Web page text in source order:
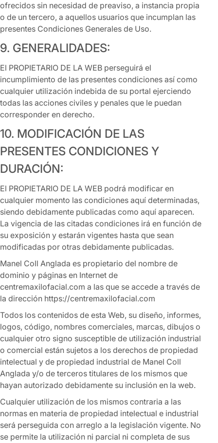
ofrecidos sin necesidad de preaviso, a instancia propia
o de un tercero, a aquellos usuarios que incumplan las
presentes Condiciones Generales de Uso.
9. GENERALIDADES:
El PROPIETARIO DE LA WEB perseguirá el
incumplimiento de las presentes condiciones así como
cualquier utilización indebida de su portal ejerciendo
todas las acciones civiles y penales que le puedan
corresponder en derecho.
10. MODIFICACIÓN DE LAS
PRESENTES CONDICIONES Y
DURACIÓN:
El PROPIETARIO DE LA WEB podrá modificar en
cualquier momento las condiciones aquí determinadas,
siendo debidamente publicadas como aquí aparecen.
La vigencia de las citadas condiciones irá en función de
su exposición y estarán vigentes hasta que sean
modificadas por otras debidamente publicadas.
Manel Coll Anglada es propietario del nombre de
dominio y páginas en Internet de
centremaxilofacial.com a las que se accede a través de
la dirección https://centremaxilofacial.com
Todos los contenidos de esta Web, su diseño, informes,
logos, código, nombres comerciales, marcas, dibujos o
cualquier otro signo susceptible de utilización industrial
o comercial están sujetos a los derechos de propiedad
intelectual y de propiedad industrial de Manel Coll
Anglada y/o de terceros titulares de los mismos que
hayan autorizado debidamente su inclusión en la web.
Cualquier utilización de los mismos contraria a las
normas en materia de propiedad intelectual e industrial
será perseguida con arreglo a la legislación vigente. No
se permite la utilización ni parcial ni completa de sus